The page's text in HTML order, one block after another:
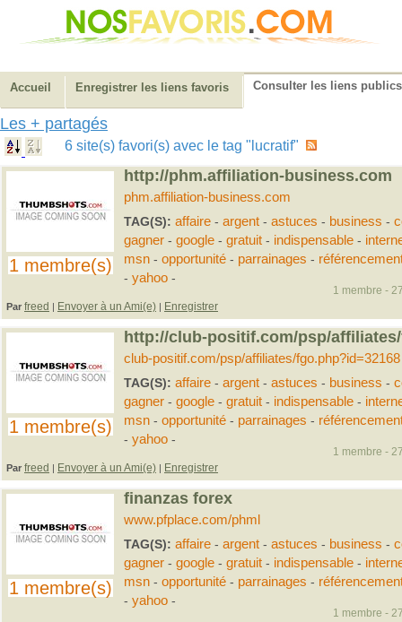
Accueil Enregistrer les liens favoris Consulter les liens publics
Les + partagés
6 site(s) favori(s) avec le tag "lucratif"
1 membre(s)
http://phm.affiliation-business.com
phm.affiliation-business.com
TAG(S): affaire- argent- astuces - business -
gagner- google- gratuit- indispensable-
msn - opportunité- parrainages -
- yahoo-
Par freed | Envoyer à un Ami(e) | Enregistrer
1 membre -
1 membre(s)
http://club-positif.com/psp/
club-positif.com/psp/affiliates/fgo.php?id=32168
TAG(S): affaire- argent- astuces - business -
gagner- google- gratuit- indispensable-
msn - opportunité- parrainages -
- yahoo-
Par freed | Envoyer à un Ami(e) | Enregistrer
1 membre -
1 membre(s)
finanzas forex
www.pfplace.com/phml
TAG(S): affaire- argent- astuces - business -
gagner- google- gratuit- indispensable-
msn - opportunité- parrainages -
- yahoo-
1 membre -